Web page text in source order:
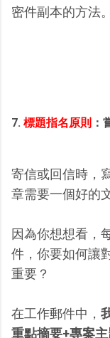
密件副本的方法。
7. 標題指名原則 ：
寄信或回信時，
章需要一個好的
因為你想想看，
件，你要如何讓
重要？
在工作郵件中，
重點摘要+專案主